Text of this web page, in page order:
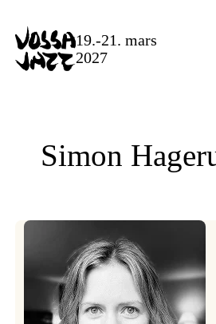
content
19.-21. mars
2027
Simon